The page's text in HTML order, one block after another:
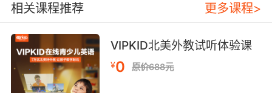
按约定频次授课构成根本违约，家长可主张解除
合同。但需注意《民法典》规定的除斥期间，解
除权应自知道或应当知道之日起一年内行使，逾
期则权利消灭。这种时效限制防止权利滥用，平
衡双方利益。
相关课程推荐 更多课程>
VIPKID北美外教试听体验课
¥0 原价688元